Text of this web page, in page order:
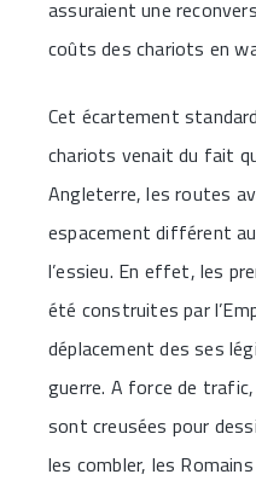
assuraient une
coûts des chariots en
Cet écartement
chariots venait du fait
Angleterre, les routes
espacement différent
l’essieu. En effet, les
été construites par
déplacement des ses
guerre. A force de
sont creusées pour
les combler, les